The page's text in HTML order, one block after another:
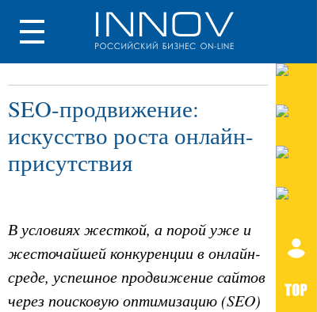
SEO-продвижение:
искусство роста онлайн-
присутствия
В условиях жесткой, а порой уже и
жесточайшей конкуренции в онлайн-
среде, успешное продвижение сайтов
через поисковую оптимизацию (SEO)